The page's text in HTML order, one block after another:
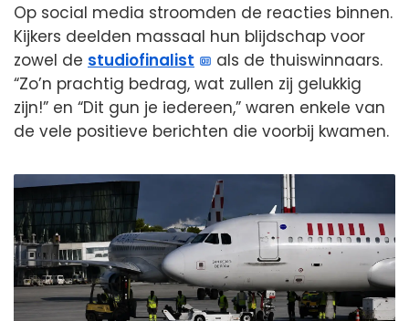
Op social media stroomden de reacties binnen.
Kijkers deelden massaal hun blijdschap voor
zowel de studiofinalist
als de thuiswinnaars.
“Zo’n prachtig bedrag, wat zullen zij gelukkig
zijn!” en “Dit gun je iedereen,” waren enkele van
de vele positieve berichten die voorbij kwamen.